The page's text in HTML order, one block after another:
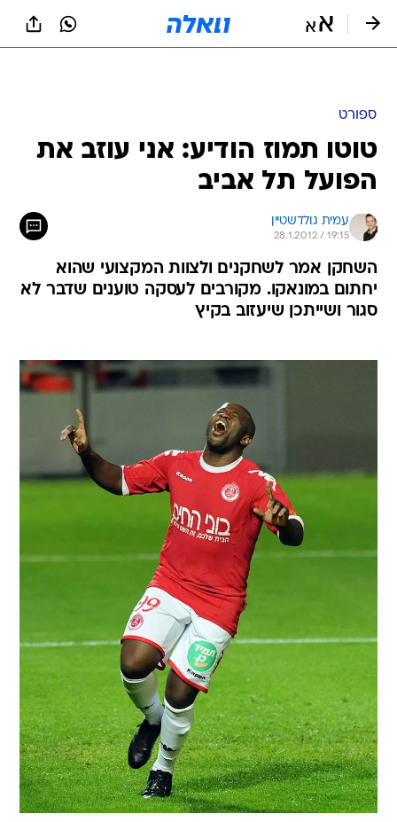
ספורט
טוטו תמוז הודיע: אני עוזב את
הפועל תל אביב
עמית גולדשטיין
28.1.2012 / 19:15
השחקן אמר לשחקנים ולצוות המקצועי שהוא
יחתום במונאקו. מקורבים לעסקה טוענים שדבר לא
סגור ושייתכן שיעזוב בקיץ